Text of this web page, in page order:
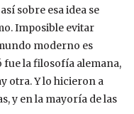
sobre esa idea se
Imposible evitar
moderno es
fue la filosofía alemana,
otra. Y lo hicieron a
y en la mayoría de las